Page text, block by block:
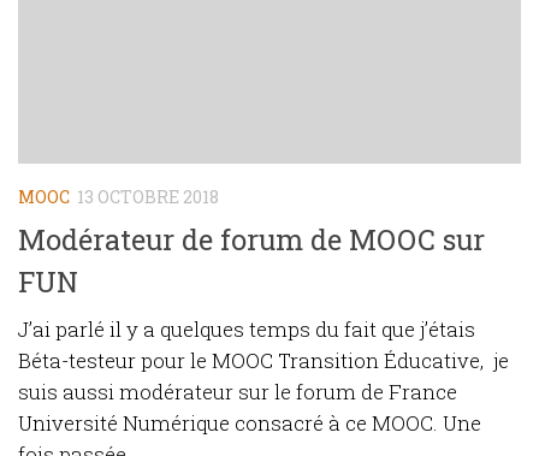
MOOC 13 OCTOBRE 2018
Modérateur de forum de MOOC sur
FUN
J’ai parlé il y a quelques temps du fait que j’étais
Béta-testeur pour le MOOC Transition Éducative, je
suis aussi modérateur sur le forum de France
Université Numérique consacré à ce MOOC. Une